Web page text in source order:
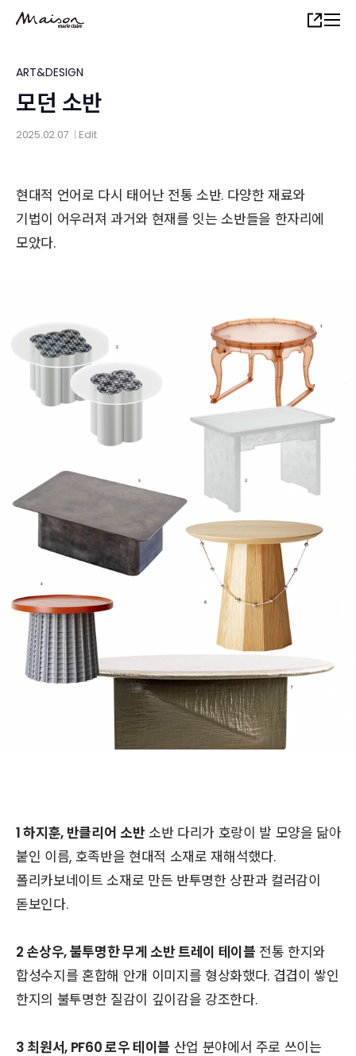
content
Share
ART&DESIGN
모던 소반
2025.02.07 Edit
현대적 언어로 다시 태어난 전통 소반. 다양한 재료와
기법이 어우러져 과거와 현재를 잇는 소반들을 한자리에
모았다.
1 하지훈, 반클리어 소반 소반 다리가 호랑이 발 모양을 닮아
붙인 이름, 호족반을 현대적 소재로 재해석했다.
폴리카보네이트 소재로 만든 반투명한 상판과 컬러감이
돋보인다.
2 손상우, 불투명한 무게 소반 트레이 테이블 전통 한지와
합성수지를 혼합해 안개 이미지를 형상화했다. 겹겹이 쌓인
한지의 불투명한 질감이 깊이감을 강조한다.
3 최원서, PF60 로우 테이블 산업 분야에서 주로 쓰이는